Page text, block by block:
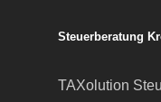
Steuerberatung
TAXolution